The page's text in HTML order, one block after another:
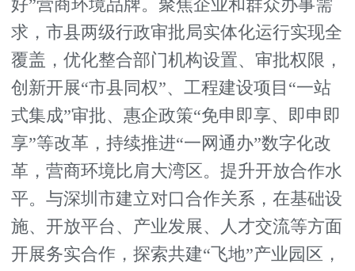
好”营商环境品牌。聚焦企业和群众办事需
求，市县两级行政审批局实体化运行实现全
覆盖，优化整合部门机构设置、审批权限，
创新开展“市县同权”、工程建设项目“一站
式集成”审批、惠企政策“免申即享、即申即
享”等改革，持续推进“一网通办”数字化改
革，营商环境比肩大湾区。提升开放合作水
平。与深圳市建立对口合作关系，在基础设
施、开放平台、产业发展、人才交流等方面
开展务实合作，探索共建“飞地”产业园区，